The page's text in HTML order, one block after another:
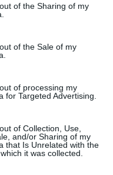
or usage behaviour. You
to Google and its third-
specified purposes in
of the Sharing of my
of the Sale of my
of processing my
for Targeted Advertising.
of Collection, Use,
and/or Sharing of my
that Is Unrelated with the
it was collected.